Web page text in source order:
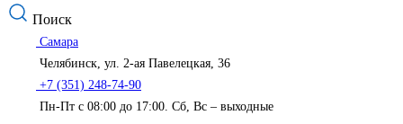
Поиск
Самара
Челябинск, ул. 2-ая Павелецкая, 36
+7 (351) 248-74-90
Пн-Пт с 08:00 до 17:00. Сб, Вс – выходные